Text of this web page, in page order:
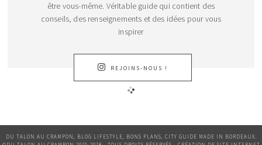
être vous-même. Véritable guide qui contient des
conseils, des renseignements et des idées pour vous
inspirer
REJOINS-NOUS !
DU TALON AU CRAMPON, BLOG LIFESTYLE, BONS PLANS, CITY GUIDE MADE IN BORDEAUX.